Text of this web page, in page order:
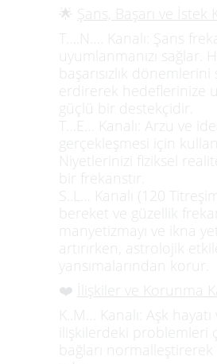
🌟
Şans, Başarı ve İstek
T….N…. Kanalı:
Şans
uyumlanmanızı sağlar.
başarısızlık
erdirerek hedeflerinize
güçlü bir destekçidir.
T…E… Kanalı:
Arzu ve
gerçekleşmesi için
Niyetlerinizi fiziksel
bir frekanstır.
S..L… Kanalı (120
bereket ve güzellik
manyetizmayı ve ikna
artırırken, astrolojik
yansımalarından korur.
❤️
İlişkiler ve Korunma
K..M… Kanalı:
Aşk hayatı
ilişkilerdeki problemleri
bağları